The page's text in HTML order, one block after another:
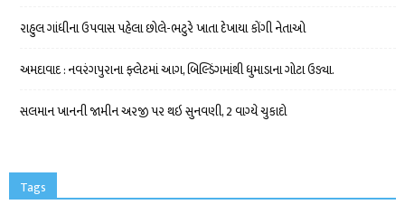
રાહુલ ગાંધીના ઉપવાસ પહેલા છોલે-ભટુરે ખાતા દેખાયા કોંગી નેતાઓ
અમદાવાદ : નવરંગપુરાના ફ્લેટમાં આગ, બિલ્ડિંગમાંથી ધુમાડાના ગોટા ઉડ્યા.
સલમાન ખાનની જામીન અરજી પર થઇ સુનવણી, 2 વાગ્યે ચુકાદો
Tags